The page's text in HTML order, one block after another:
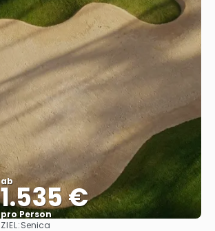
ab
1.535 €
pro Person
ZIEL:Senica